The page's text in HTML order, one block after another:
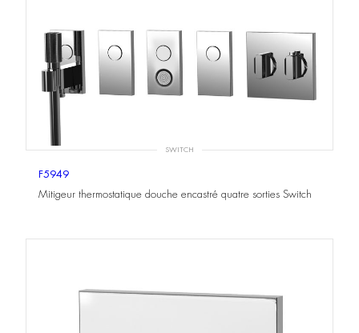
SWITCH
F5949
Mitigeur thermostatique douche encastré quatre sorties Switch